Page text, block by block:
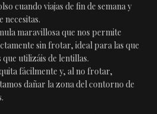
cuando viajas de fin de semana y
necesitas.
maravillosa que nos permite
sin frotar, ideal para las que
que utilizáis de lentillas.
fácilmente y, al no frotar,
dañar la zona del contorno de